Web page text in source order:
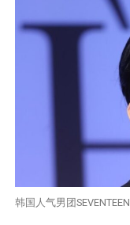
韩国人气男团